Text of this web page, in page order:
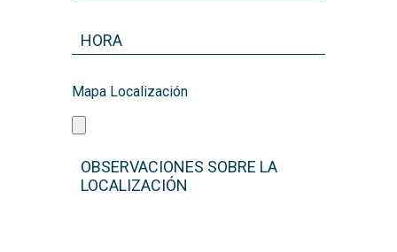
Mapa Localización